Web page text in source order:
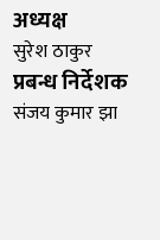
अध्यक्ष
सुरेश ठाकुर
प्रबन्ध निर्देशक
संजय कुमार झा